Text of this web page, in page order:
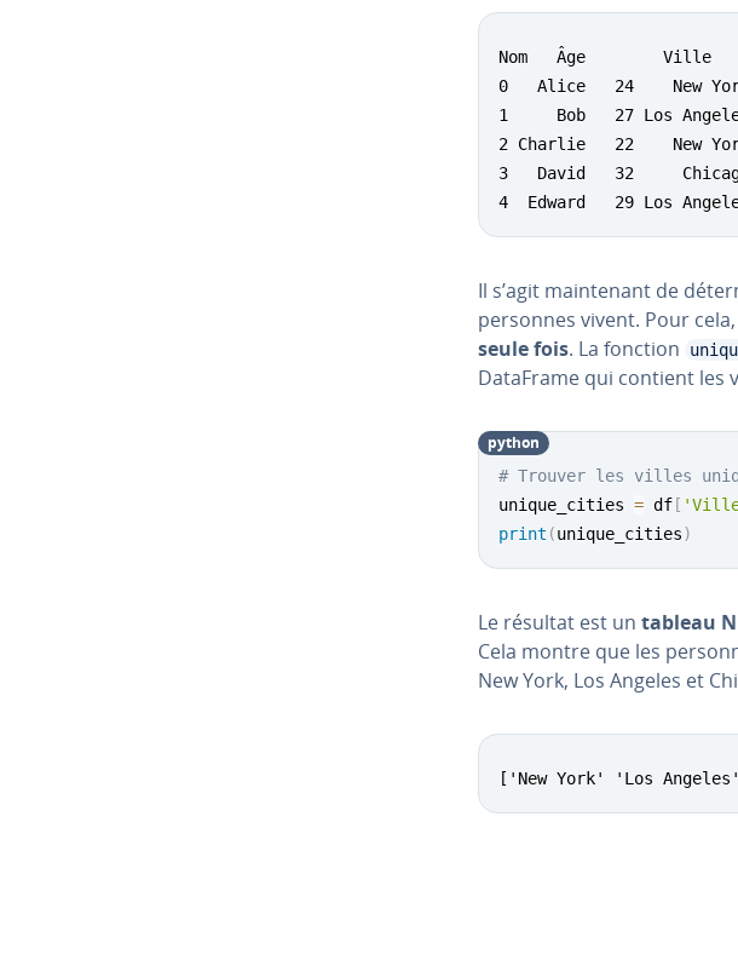
Nom   Âge        Ville
0   Alice   24    New
1     Bob   27 Los
2 Charlie   22    New
3   David   32
4  Edward   29 Los
Il s’agit main­te­nant de
personnes vivent. Pour cela,
seule fois. La fonction
DataFrame qui contient les
# Trouver les villes
unique_cities = df [
print (unique_cities)
python
Le résultat est un tableau
Cela montre que les
New York, Los Angeles et
['New York' 'Los